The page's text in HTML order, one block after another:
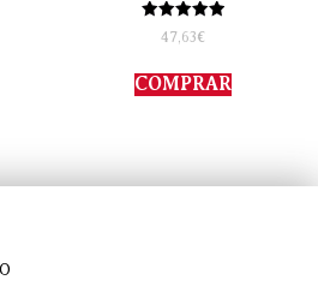
Valorado
con
de 5
47,63€
COMPRAR